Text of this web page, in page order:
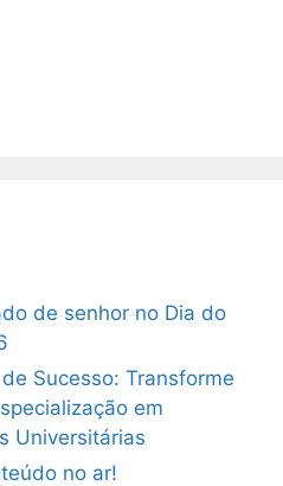
de senhor no Dia do
Sucesso: Transforme
em
Universitárias
no ar!